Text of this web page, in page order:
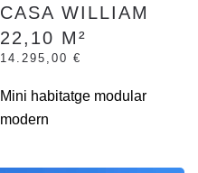
CASA WILLIAM
22,10 M²
14.295,00 €
Mini habitatge modular
modern